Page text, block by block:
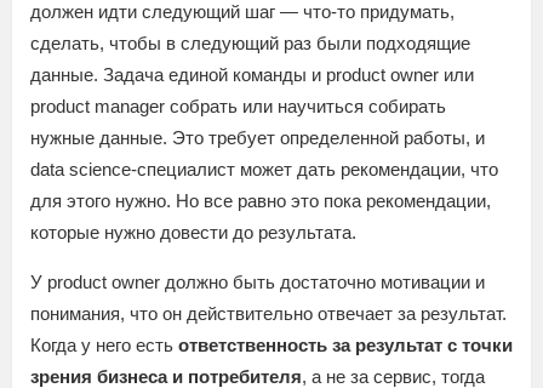
должен идти следующий шаг — что-то придумать,
сделать, чтобы в следующий раз были подходящие
данные. Задача единой команды и product owner или
product manager собрать или научиться собирать
нужные данные. Это требует определенной работы, и
data science-специалист может дать рекомендации, что
для этого нужно. Но все равно это пока рекомендации,
которые нужно довести до результата.
У product owner должно быть достаточно мотивации и
понимания, что он действительно отвечает за результат.
Когда у него есть ответственность за результат с точки
зрения бизнеса и потребителя, а не за сервис, тогда